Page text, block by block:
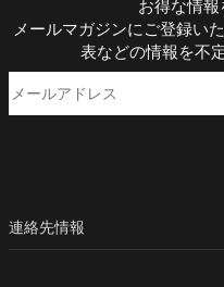
お得な情
メールマガジンにご登録い
表などの情報を不
連絡先情報